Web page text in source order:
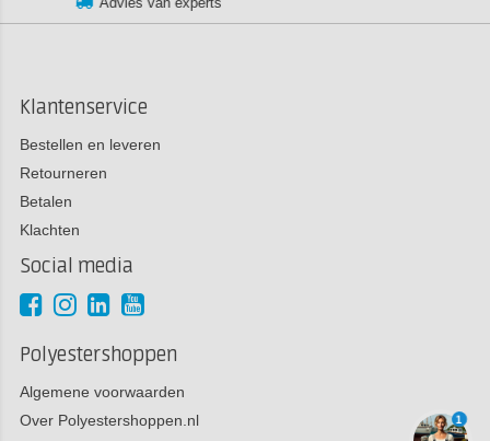
Klantenservice
Bestellen en leveren
Retourneren
Betalen
Klachten
Social media
Polyestershoppen
Algemene voorwaarden
Over Polyestershoppen.nl
1